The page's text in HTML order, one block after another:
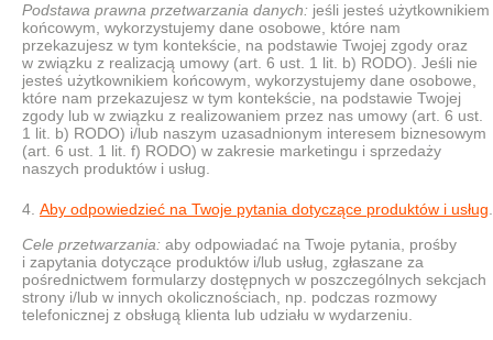
Podstawa prawna przetwarzania danych: jeśli jesteś użytkownikiem
końcowym, wykorzystujemy dane osobowe, które nam
przekazujesz w tym kontekście, na podstawie Twojej zgody oraz
w związku z realizacją umowy (art. 6 ust. 1 lit. b) RODO). Jeśli nie
jesteś użytkownikiem końcowym, wykorzystujemy dane osobowe,
które nam przekazujesz w tym kontekście, na podstawie Twojej
zgody lub w związku z realizowaniem przez nas umowy (art. 6 ust.
1 lit. b) RODO) i/lub naszym uzasadnionym interesem biznesowym
(art. 6 ust. 1 lit. f) RODO) w zakresie marketingu i sprzedaży
naszych produktów i usług.
Aby odpowiedzieć na Twoje pytania dotyczące produktów i usług
Cele przetwarzania: aby odpowiadać na Twoje pytania, prośby
i zapytania dotyczące produktów i/lub usług, zgłaszane za
pośrednictwem formularzy dostępnych w poszczególnych sekcjach
strony i/lub w innych okolicznościach, np. podczas rozmowy
telefonicznej z obsługą klienta lub udziału w wydarzeniu.